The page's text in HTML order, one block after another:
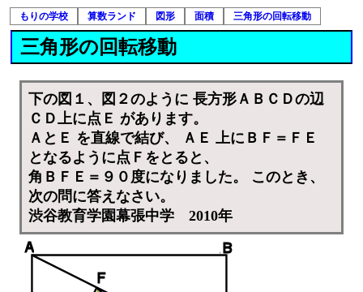
もりの学校 算数ランド 図形 面積 三角形の回転移動
三角形の回転移動
下の図１、図２のように 長方形ＡＢＣＤの辺
ＣＤ上に点Ｅ があります。
ＡとＥ を直線で結び、 ＡＥ 上にＢＦ＝ＦＥ
となるように点Ｆをとると、
角ＢＦＥ＝９０度になりました。 このとき、
次の問に答えなさい。
渋谷教育学園幕張中学 2010年